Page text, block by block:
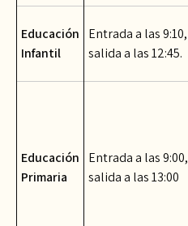
Educación
Infantil
Entrada a las 9:10,
salida a las 12:45.
Educación
Primaria
Entrada a las 9:00,
salida a las 13:00